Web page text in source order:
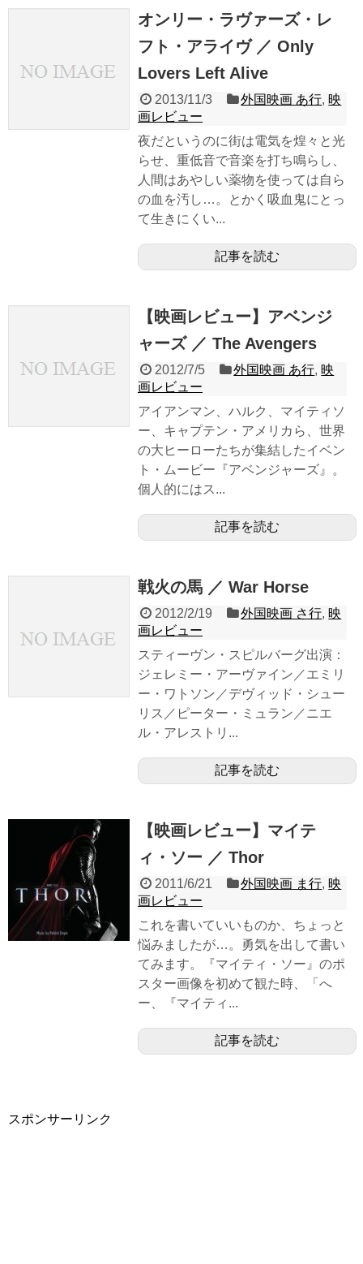
オンリー・ラヴァーズ・レ
フト・アライヴ ／ Only
Lovers Left Alive
2013/11/3 外国映画 あ行, 映
画レビュー
夜だというのに街は電気を煌々と光
らせ、重低音で音楽を打ち鳴らし、
人間はあやしい薬物を使っては自ら
の血を汚し…。とかく吸血鬼にとっ
て生きにくい...
記事を読む
【映画レビュー】アベンジ
ャーズ ／ The Avengers
2012/7/5 外国映画 あ行, 映
画レビュー
アイアンマン、ハルク、マイティソ
ー、キャプテン・アメリカら、世界
の大ヒーローたちが集結したイベン
ト・ムービー『アベンジャーズ』。
個人的にはス...
記事を読む
戦火の馬 ／ War Horse
2012/2/19 外国映画 さ行, 映
画レビュー
スティーヴン・スピルバーグ出演：
ジェレミー・アーヴァイン／エミリ
ー・ワトソン／デヴィッド・シュー
リス／ピーター・ミュラン／ニエ
ル・アレストリ...
記事を読む
【映画レビュー】マイテ
ィ・ソー ／ Thor
2011/6/21 外国映画 ま行, 映
画レビュー
これを書いていいものか、ちょっと
悩みましたが…。勇気を出して書い
てみます。『マイティ・ソー』のポ
スター画像を初めて観た時、「へ
ー、『マイティ...
記事を読む
スポンサーリンク